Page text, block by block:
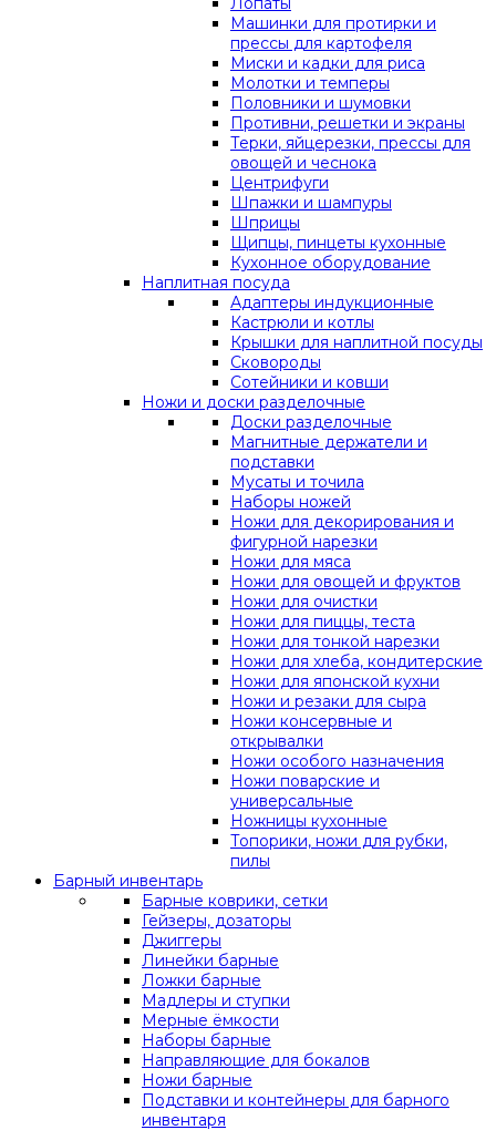
Машинки для протирки и
прессы для картофеля
Миски и кадки для риса
Молотки и темперы
Половники и шумовки
Противни, решетки и экраны
Терки, яйцерезки, прессы для
овощей и чеснока
Центрифуги
Шпажки и шампуры
Шприцы
Щипцы, пинцеты кухонные
Кухонное оборудование
Наплитная посуда
Адаптеры индукционные
Кастрюли и котлы
Крышки для наплитной посуды
Сковороды
Сотейники и ковши
Ножи и доски разделочные
Доски разделочные
Магнитные держатели и
подставки
Мусаты и точила
Наборы ножей
Ножи для декорирования и
фигурной нарезки
Ножи для мяса
Ножи для овощей и фруктов
Ножи для очистки
Ножи для пиццы, теста
Ножи для тонкой нарезки
Ножи для хлеба, кондитерские
Ножи для японской кухни
Ножи и резаки для сыра
Ножи консервные и
открывалки
Ножи особого назначения
Ножи поварские и
универсальные
Ножницы кухонные
Топорики, ножи для рубки,
пилы
Барный инвентарь
Барные коврики, сетки
Гейзеры, дозаторы
Джиггеры
Линейки барные
Ложки барные
Мадлеры и ступки
Мерные ёмкости
Наборы барные
Направляющие для бокалов
Ножи барные
Подставки и контейнеры для барного
инвентаря